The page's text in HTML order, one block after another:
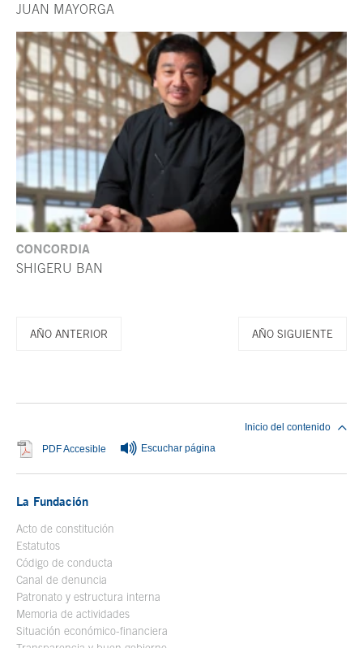
JUAN MAYORGA
CONCORDIA
SHIGERU BAN
AÑO ANTERIOR AÑO SIGUIENTE
PDF Accesible Se abre en ventana nueva
Escuchar página
Inicio del contenido
La Fundación
Acto de constitución
Estatutos
Código de conducta
Canal de denuncia
Patronato y estructura interna
Memoria de actividades
Situación económico-financiera